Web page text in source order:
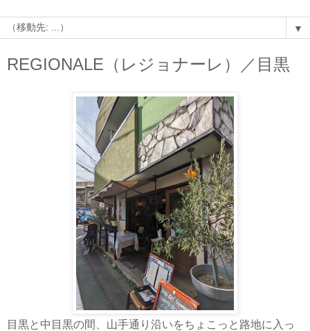
▼
REGIONALE（レジョナーレ）／目黒
目黒と中目黒の間、山手通り沿いをちょこっと路地に入っ